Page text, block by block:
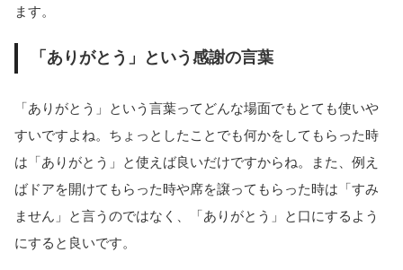
ます。
「ありがとう」という感謝の言葉
「ありがとう」という言葉ってどんな場面でもとても使いや
すいですよね。ちょっとしたことでも何かをしてもらった時
は「ありがとう」と使えば良いだけですからね。また、例え
ばドアを開けてもらった時や席を譲ってもらった時は「すみ
ません」と言うのではなく、「ありがとう」と口にするよう
にすると良いです。